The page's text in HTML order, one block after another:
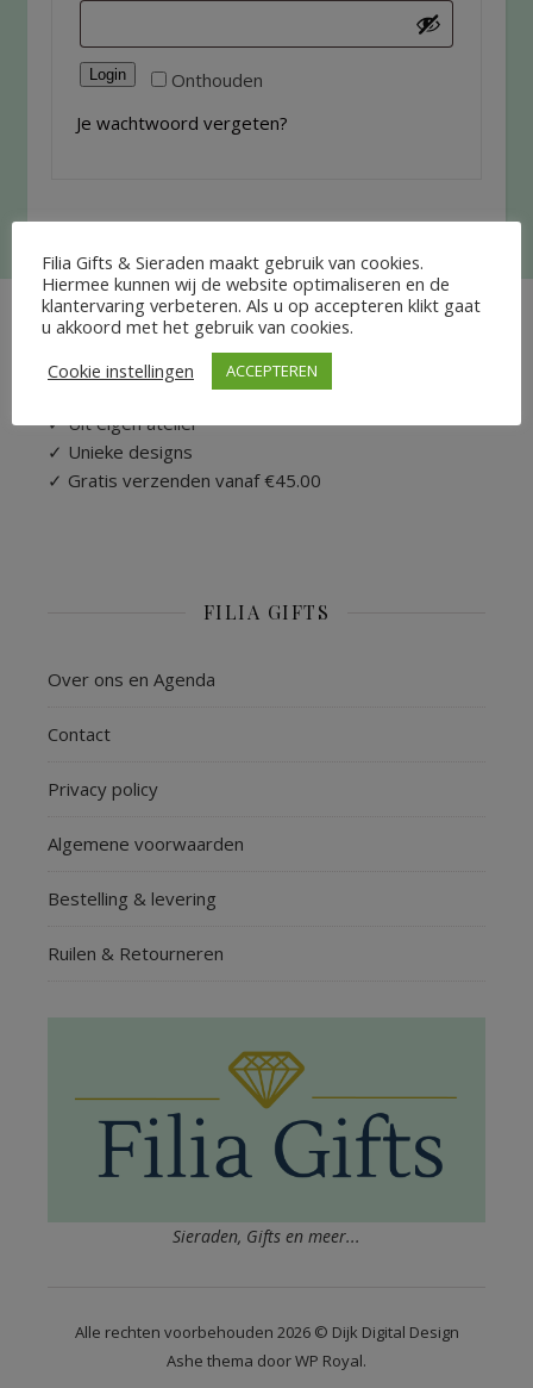
Onthouden
Login
Je wachtwoord vergeten?
WAAROM BESTELLEN BIJ FILIA GIFTS
✓ Uit eigen atelier
✓ Unieke designs
✓ Gratis verzenden vanaf €45.00
FILIA GIFTS
Over ons en Agenda
Contact
Privacy policy
Algemene voorwaarden
Bestelling & levering
Ruilen & Retourneren
Sieraden, Gifts en meer...
Alle rechten voorbehouden 2026 © Dijk Digital Design
Ashe thema doorWP Royal.
Filia Gifts & Sieraden maakt gebruik van cookies.
Hiermee kunnen wij de website optimaliseren en de
klantervaring verbeteren. Als u op accepteren klikt gaat
u akkoord met het gebruik van cookies.
Cookie instellingen
ACCEPTEREN